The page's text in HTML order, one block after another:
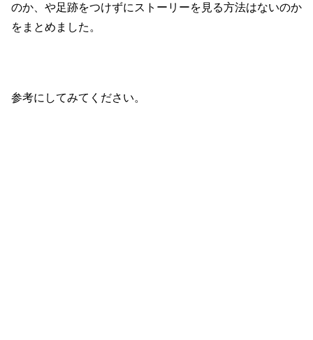
のか、や足跡をつけずにストーリーを見る方法はないのか
をまとめました。
参考にしてみてください。